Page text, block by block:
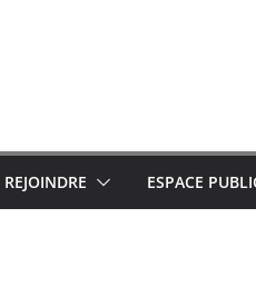
ESPACE